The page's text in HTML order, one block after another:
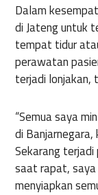
Dalam
di Jateng untuk
tempat tidur
perawatan
terjadi lonjakan,
“Semua saya
di
Sekarang
saat rapat, saya
menyiapkan